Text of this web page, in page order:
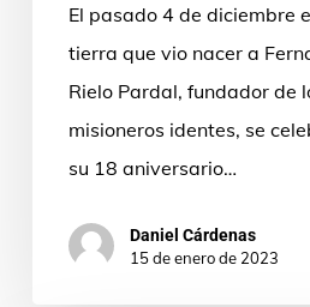
natal
El pasado 4 de diciembre
tierra que vio nacer a
Rielo Pardal, fundador de
misioneros identes, se
su 18 aniversario…
Daniel Cárdenas
15 de enero de 2023